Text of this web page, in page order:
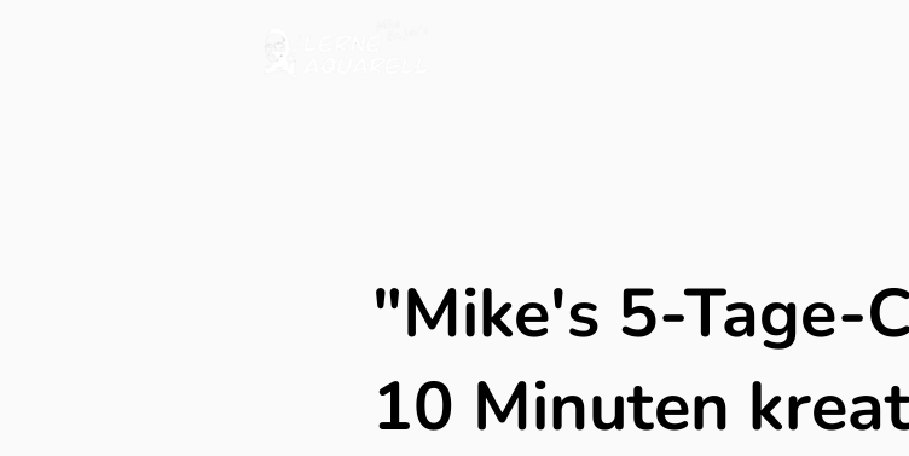
"Mike's 5-Tage-
10 Minuten